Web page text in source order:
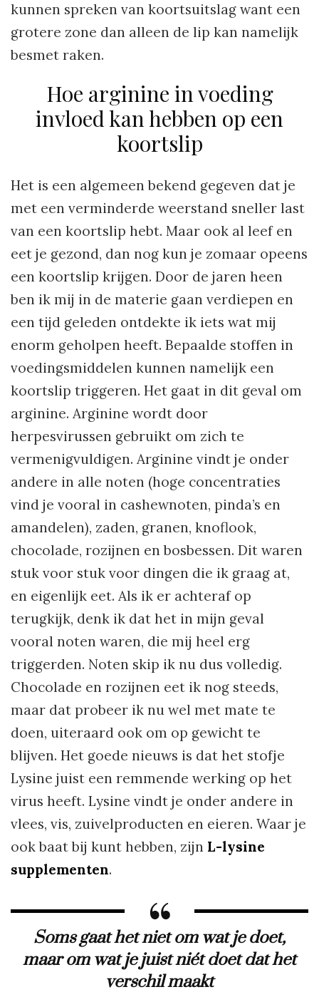
kunnen spreken van koortsuitslag want een
grotere zone dan alleen de lip kan namelijk
besmet raken.
Hoe arginine in voeding
invloed kan hebben op een
koortslip
Het is een algemeen bekend gegeven dat je
met een verminderde weerstand sneller last
van een koortslip hebt. Maar ook al leef en
eet je gezond, dan nog kun je zomaar opeens
een koortslip krijgen. Door de jaren heen
ben ik mij in de materie gaan verdiepen en
een tijd geleden ontdekte ik iets wat mij
enorm geholpen heeft. Bepaalde stoffen in
voedingsmiddelen kunnen namelijk een
koortslip triggeren. Het gaat in dit geval om
arginine. Arginine wordt door
herpesvirussen gebruikt om zich te
vermenigvuldigen. Arginine vindt je onder
andere in alle noten (hoge concentraties
vind je vooral in cashewnoten, pinda’s en
amandelen), zaden, granen, knoflook,
chocolade, rozijnen en bosbessen. Dit waren
stuk voor stuk voor dingen die ik graag at,
en eigenlijk eet. Als ik er achteraf op
terugkijk, denk ik dat het in mijn geval
vooral noten waren, die mij heel erg
triggerden. Noten skip ik nu dus volledig.
Chocolade en rozijnen eet ik nog steeds,
maar dat probeer ik nu wel met mate te
doen, uiteraard ook om op gewicht te
blijven. Het goede nieuws is dat het stofje
Lysine juist een remmende werking op het
virus heeft. Lysine vindt je onder andere in
vlees, vis, zuivelproducten en eieren. Waar je
ook baat bij kunt hebben, zijn L-lysine
supplementen.
Soms gaat het niet om wat je doet,
maar om wat je juist niét doet dat het
verschil maakt